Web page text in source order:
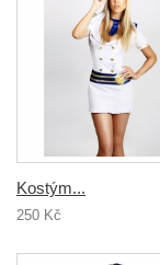
Kostým...
250 Kč